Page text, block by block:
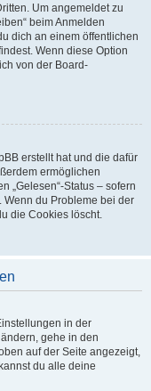
Um angemeldet zu
beim Anmelden
dich an einem öffentlichen
Wenn diese Option
von der Board-
erstellt hat und die dafür
ermöglichen
„Gelesen“-Status – sofern
du Probleme bei der
die Cookies löscht.
in der
gehe in den
auf der Seite angezeigt,
du alle deine